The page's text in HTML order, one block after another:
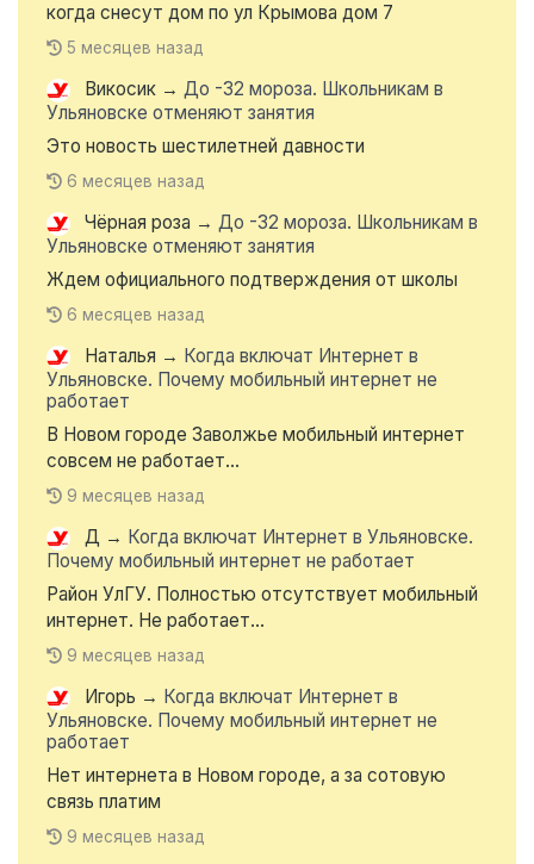
когда снесут дом по ул Крымова дом 7
5 месяцев назад
Викосик → До -32 мороза. Школьникам в
Ульяновске отменяют занятия
Это новость шестилетней давности
6 месяцев назад
Чёрная роза → До -32 мороза. Школьникам в
Ульяновске отменяют занятия
Ждем официального подтверждения от школы
6 месяцев назад
Наталья → Когда включат Интернет в
Ульяновске. Почему мобильный интернет не
работает
В Новом городе Заволжье мобильный интернет
совсем не работает...
9 месяцев назад
Д → Когда включат Интернет в Ульяновске.
Почему мобильный интернет не работает
Район УлГУ. Полностью отсутствует мобильный
интернет. Не работает...
9 месяцев назад
Игорь → Когда включат Интернет в
Ульяновске. Почему мобильный интернет не
работает
Нет интернета в Новом городе, а за сотовую
связь платим
9 месяцев назад